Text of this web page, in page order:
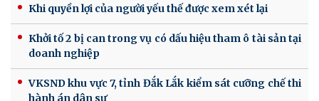
Khi quyền lợi của người yếu thế được xem xét lại
Khởi tố 2 bị can trong vụ có dấu hiệu tham ô tài sản tại
doanh nghiệp
VKSND khu vực 7, tỉnh Đắk Lắk kiểm sát cưỡng chế thi
hành án dân sự